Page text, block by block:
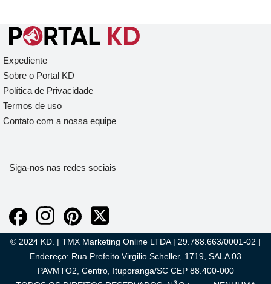
Expediente
Sobre o Portal KD
Política de Privacidade
Termos de uso
Contato com a nossa equipe
Siga-nos nas redes sociais
© 2024 KD. | TMX Marketing Online LTDA | 29.788.663/0001-02 |
Endereço: Rua Prefeito Virgilio Scheller, 1719, SALA 03
PAVMTO2, Centro, Ituporanga/SC CEP 88.400-000